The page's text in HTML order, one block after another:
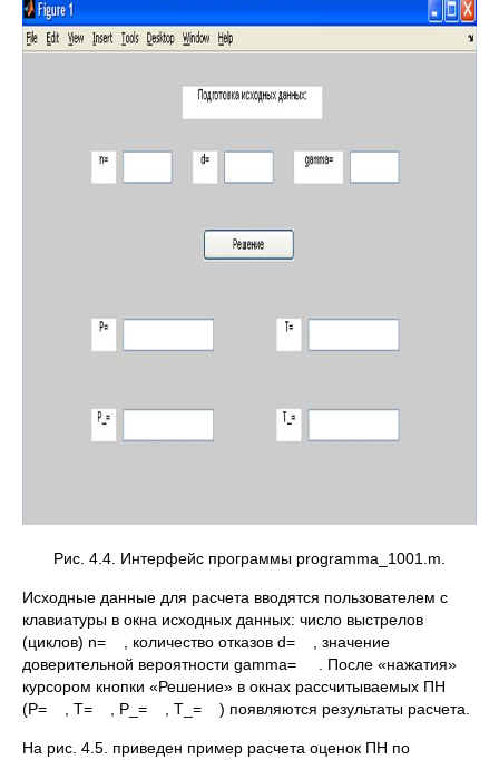
Рис. 4.4. Интерфейс программы рrogramma_1001.m.
Исходные данные для расчета вводятся пользователем с
клавиатуры в окна исходных данных: число выстрелов
(циклов) n= , количество отказов d= , значение
доверительной вероятности gamma= . После «нажатия»
курсором кнопки «Решение» в окнах рассчитываемых ПН
(Р= , Т= , Р_= , Т_= ) появляются результаты расчета.
На рис. 4.5. приведен пример расчета оценок ПН по